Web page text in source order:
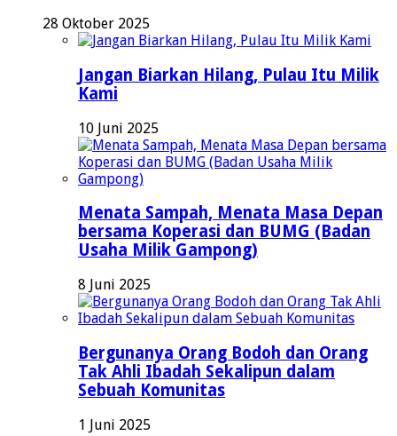
28 Oktober 2025
Jangan Biarkan Hilang, Pulau Itu Milik
Kami
10 Juni 2025
Menata Sampah, Menata Masa Depan
bersama Koperasi dan BUMG (Badan
Usaha Milik Gampong)
8 Juni 2025
Bergunanya Orang Bodoh dan Orang
Tak Ahli Ibadah Sekalipun dalam
Sebuah Komunitas
1 Juni 2025